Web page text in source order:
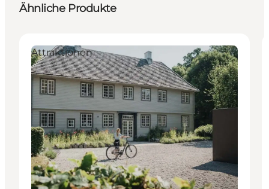
Ähnliche Produkte
Attraktionen